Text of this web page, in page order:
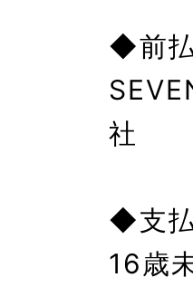
◆前
社
◆支
16歳